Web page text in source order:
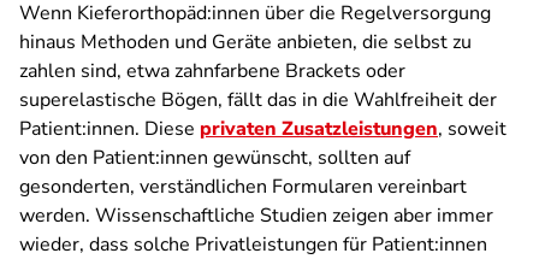
Wenn Kieferorthopäd:innen über die Regelversorgung
hinaus Methoden und Geräte anbieten, die selbst zu
zahlen sind, etwa zahnfarbene Brackets oder
superelastische Bögen, fällt das in die Wahlfreiheit der
Patient:innen. Diese privaten Zusatzleistungen, soweit
von den Patient:innen gewünscht, sollten auf
gesonderten, verständlichen Formularen vereinbart
werden. Wissenschaftliche Studien zeigen aber immer
wieder, dass solche Privatleistungen für Patient:innen